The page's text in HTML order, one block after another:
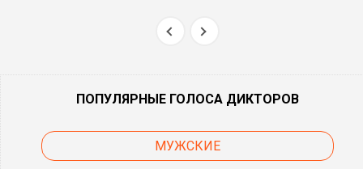
ПОПУЛЯРНЫЕ ГОЛОСА ДИКТОРОВ
МУЖСКИЕ